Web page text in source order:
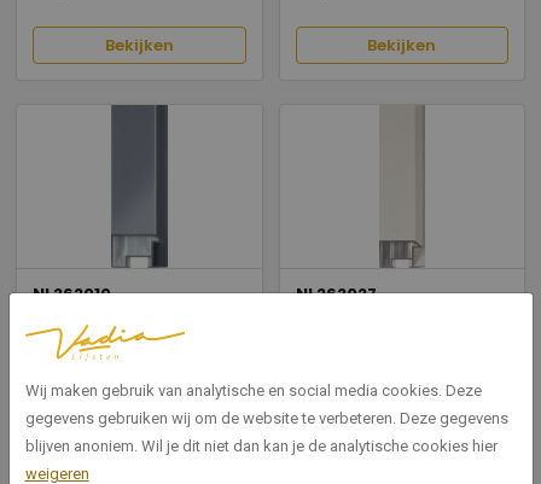
Bekijken Bekijken
NI 262010
Hoogte: 20
Bekijken
NI 262027
Hoogte: 20
Bekijken
Wij maken gebruik van analytische en social media cookies. Deze
gegevens gebruiken wij om de website te verbeteren. Deze gegevens
blijven anoniem. Wil je dit niet dan kan je de analytische cookies hier
weigeren